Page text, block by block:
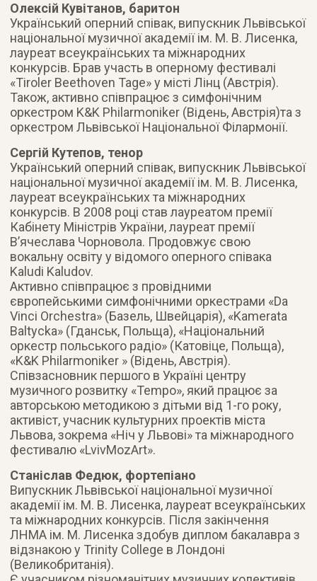
Олексій Кувітанов, баритон
Український оперний співак, випускник Львівської
національної музичної академії ім. М. В. Лисенка,
лауреат всеукраїнських та міжнародних
конкурсів. Брав участь в оперному фестивалі
«Tiroler Beethoven Tage» у місті Лінц (Австрія).
Також, активно співпрацює з симфонічним
оркестром K&K Philarmoniker (Відень, Австрія)та з
оркестром Львівської Національної Філармонії.
Сергій Кутепов, тенор
Український оперний співак, випускник Львівської
національної музичної академії ім. М. В. Лисенка,
лауреат всеукраїнських та міжнародних
конкурсів. В 2008 році став лауреатом премії
Кабінету Міністрів України, лауреат премії
В’ячеслава Чорновола. Продовжує свою
вокальну освіту у відомого оперного співака
Kaludi Kaludov.
Активно співпрацює з провідними
європейськими симфонічними оркестрами «Da
Vinci Orchestra» (Базель, Швейцарія), «Kamerata
Baltycka» (Гданськ, Польща), «Національний
оркестр польського радіо» (Катовіце, Польща),
«K&K Philarmoniker » (Відень, Австрія).
Співзасновник першого в Україні центру
музичного розвитку «Tempo», який працює за
авторською методикою з дітьми від 1-го року,
активіст, учасник культурних проектів міста
Львова, зокрема «Ніч у Львові» та міжнародного
фестивалю «LvivMozArt».
Станіслав Федюк, фортепіано
Випускник Львівської національної музичної
академії ім. М. В. Лисенка, лауреат всеукраїнських
та міжнародних конкурсів. Після закінчення
ЛНМА ім. М. Лисенка здобув диплом бакалавра з
відзнакою у Trinity College в Лондоні
(Великобританія).